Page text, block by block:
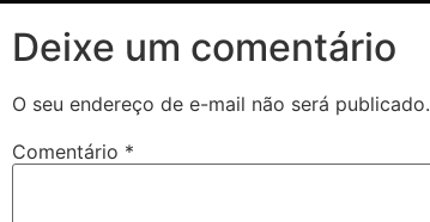
Deixe um comentário
O seu endereço de e-mail não será publicado.
Comentário *